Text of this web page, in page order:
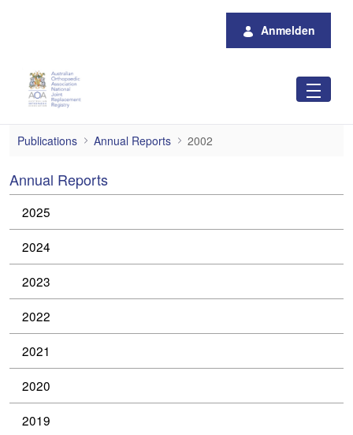
Anmelden
2002
Publications Annual Reports 2002
Annual Reports
2025
2024
2023
2022
2021
2020
2019